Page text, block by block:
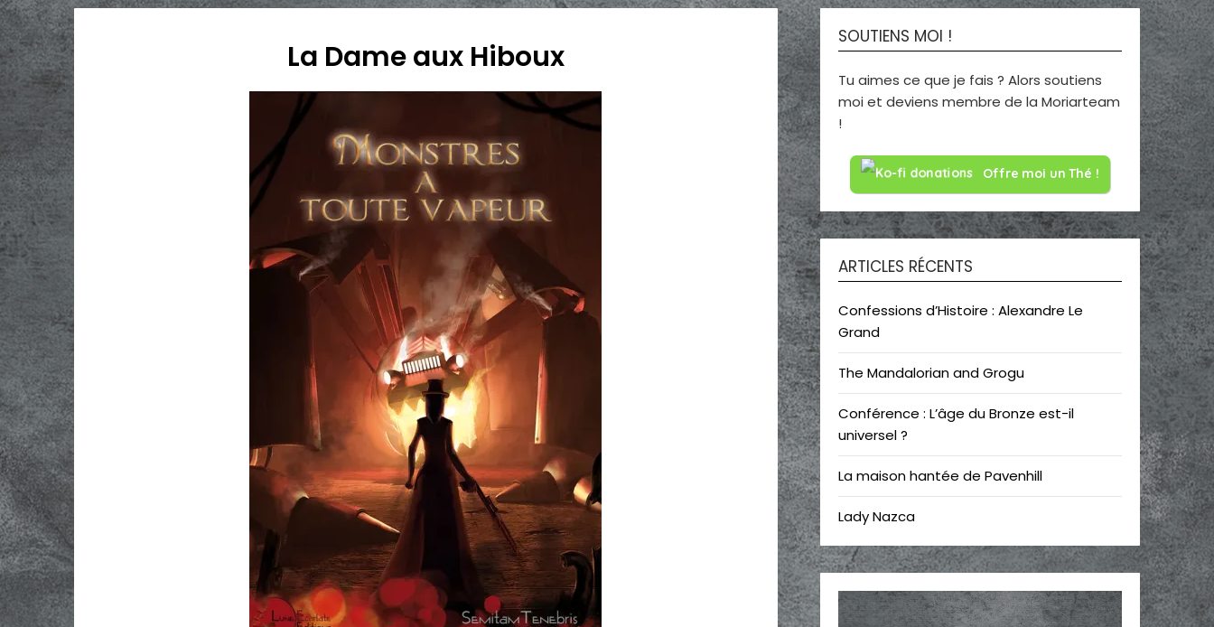
La Dame aux Hiboux
SOUTIENS MOI !
Tu aimes ce que je fais ? Alors soutiens
moi et deviens membre de la Moriarteam
!
Offre moi un Thé !
ARTICLES RÉCENTS
Confessions d’Histoire : Alexandre Le
Grand
The Mandalorian and Grogu
Conférence : L’âge du Bronze est-il
universel ?
La maison hantée de Pavenhill
Lady Nazca